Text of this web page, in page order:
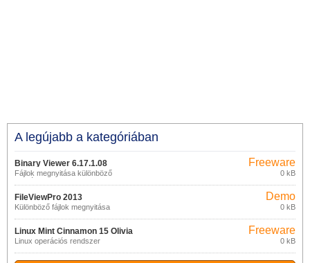
A legújabb a kategóriában
Binary Viewer 6.17.1.08
Fájlok megnyitása különböző
formátumokban
Freeware
0 kB
FileViewPro 2013
Különböző fájlok megnyitása
Demo
0 kB
Linux Mint Cinnamon 15 Olivia
Linux operációs rendszer
Freeware
0 kB